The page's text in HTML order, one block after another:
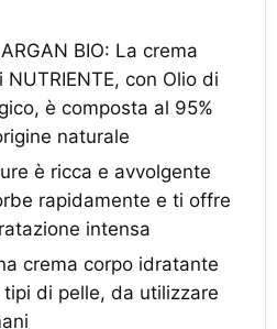
BIO: La crema
con Olio di
è composta al 95%
naturale
è ricca e avvolgente
rapidamente e ti offre
intensa
crema corpo idratante
di pelle, da utilizzare